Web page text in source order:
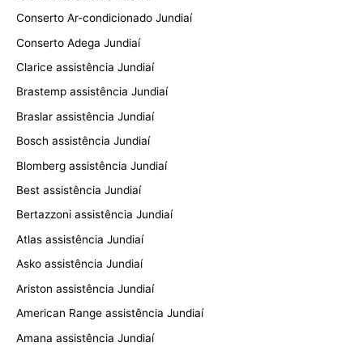
Conserto Ar-condicionado Jundiaí
Conserto Adega Jundiaí
Clarice assistência Jundiaí
Brastemp assistência Jundiaí
Braslar assistência Jundiaí
Bosch assistência Jundiaí
Blomberg assistência Jundiaí
Best assistência Jundiaí
Bertazzoni assistência Jundiaí
Atlas assistência Jundiaí
Asko assistência Jundiaí
Ariston assistência Jundiaí
American Range assistência Jundiaí
Amana assistência Jundiaí